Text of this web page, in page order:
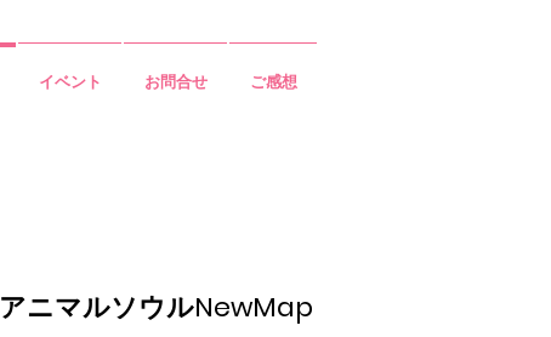
イベント お問合せ ご感想
アニマルソウルNewMap